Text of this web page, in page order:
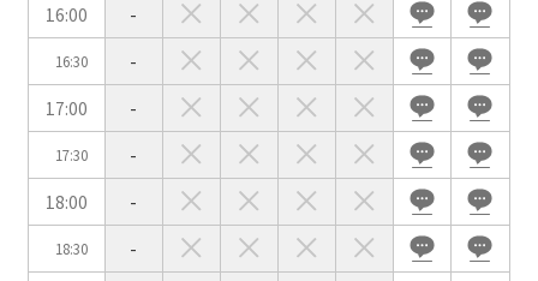
16:00
-
16:30
-
17:00
-
17:30
-
18:00
-
18:30
-
パーティ・懇親会
株主総会・IR
e-sports大会
プレス発表
試験
展示会・販売会
この条件で検索